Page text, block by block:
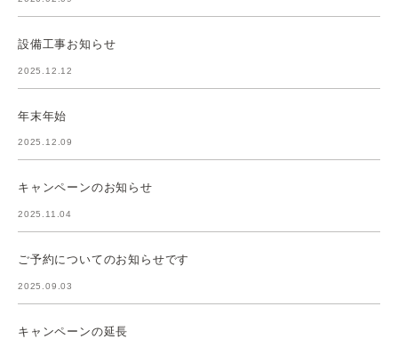
設備工事お知らせ
2025.12.12
年末年始
2025.12.09
キャンペーンのお知らせ
2025.11.04
ご予約についてのお知らせです
2025.09.03
キャンペーンの延長